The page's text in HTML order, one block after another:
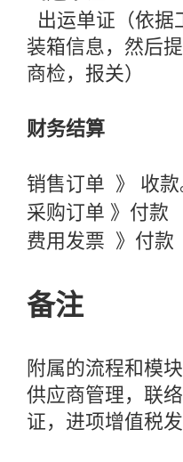
出运单证（依据
装箱信息，然后
商检，报关）
财务结算
销售订单 》 收款
采购订单 》付款
费用发票 》付款
备注
附属的流程和模
供应商管理，联
证，进项增值税发